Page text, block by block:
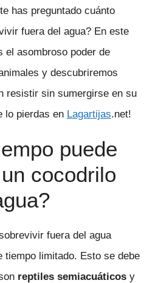
has preguntado cuánto
fuera del agua? En este
el asombroso poder de
y descubriremos
resistir sin sumergirse en su
lo pierdas en Lagartijas.net!
puede
cocodrilo
fuera del agua
tiempo limitado. Esto se debe
reptiles semiacuáticos y